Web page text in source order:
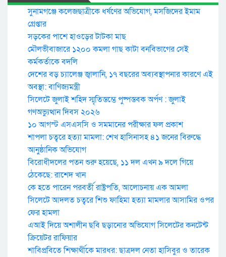
সুনামগঞ্জে কলেজছাত্রীকে ধর্ষণের অভিযোগ, মসজিদের ইমাম
গ্রেপ্তার
সড়কের পাশে হাওড়ের টাটকা মাছ
মৌলভীবাজারে ১২০০ কমলা গাছ কাটা বনবিভাগের সেই
কর্মকর্তাকে বদলি
দেশের বড় চ্যালেঞ্জ জ্বালানি, ১৭ বছরের অব্যবস্থাপনার কারণে এই
অবস্থা: বাণিজ্যমন্ত্রী
সিলেটে জুলাই শহিদ স্মৃতিস্তম্ভে পুষ্পস্তবক অর্পণ : জুলাই
গণঅভ্যুত্থান দিবস ২০২৬
১০ আগস্ট এসএসসি ও সমমানের পরীক্ষার ফল প্রকাশ
শাপলা চত্বরে হত্যা মামলা: শেখ হাসিনাসহ ৪১ জনের বিরুদ্ধে
আনুষ্ঠানিক অভিযোগ
বিরোধীদলের পতন শুরু হয়েছে, ১১ দল এখন ৯ দলে গিয়ে
ঠেকেছে: রাশেদ খান
কে হতে পারেন পরবর্তী রাষ্ট্রপতি, আলোচনায় এক আমলা
সিলেটে আদলত চত্বরে শিশু ফাহিমা হত্যা মামলার আসামির ওপর
ফের হামলা
এআই দিয়ে অশালীন ছবি ছড়ানোর অভিযোগ সিলেটের কনটেন্ট
ক্রিয়েটর রাফিয়ার
শাবিপ্রবিতে শিক্ষার্থীকে মারধর: ছাত্রদল নেতা হাসিবুর ও তারেক